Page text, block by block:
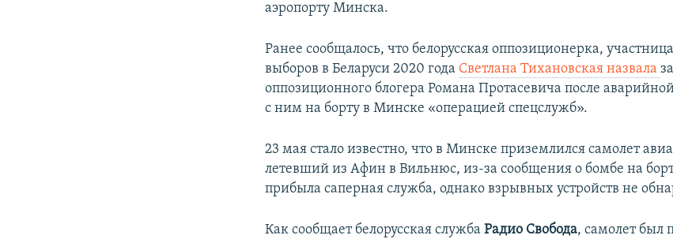
аэропорту Минска.
Ранее сообщалось, что белорусская оппозиционерка,
выборов в Беларуси 2020 года Светлана Тихановская назвала
оппозиционного блогера Романа Протасевича после
с ним на борту в Минске «операцией спецслужб».
23 мая стало известно, что в Минске приземлился самолет
летевший из Афин в Вильнюс, из-за сообщения о бомбе на
прибыла саперная служба, однако взрывных устройств не
Как сообщает белорусская службаРадио Свобода, самолет был